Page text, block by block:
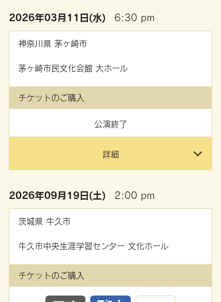
2026年03月11日(水) 6:30 pm
神奈川県 茅ヶ崎市
茅ヶ崎市民文化会館 大ホール
チケットのご購入
公演終了
詳細
2026年09月19日(土) 2:00 pm
茨城県 牛久市
牛久市中央生涯学習センター 文化ホール
チケットのご購入